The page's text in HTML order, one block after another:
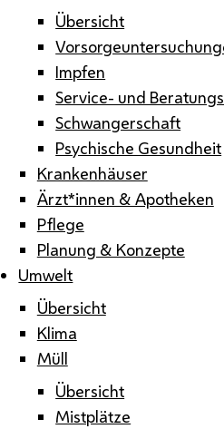
Übersicht
Impfen
Service- und
Schwangerschaft
Psychische Gesundheit
Krankenhäuser
Ärzt*innen & Apotheken
Pflege
Planung & Konzepte
Umwelt
Übersicht
Klima
Müll
Übersicht
Mistplätze